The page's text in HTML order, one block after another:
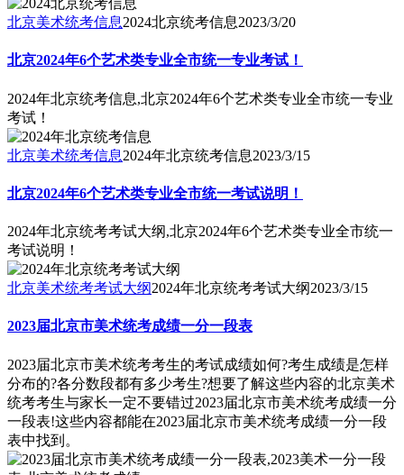
北京美术统考信息2024北京统考信息2023/3/20
北京2024年6个艺术类专业全市统一专业考试！
2024年北京统考信息,北京2024年6个艺术类专业全市统一专业
考试！
北京美术统考信息2024年北京统考信息2023/3/15
北京2024年6个艺术类专业全市统一考试说明！
2024年北京统考考试大纲,北京2024年6个艺术类专业全市统一
考试说明！
北京美术统考考试大纲2024年北京统考考试大纲2023/3/15
2023届北京市美术统考成绩一分一段表
2023届北京市美术统考考生的考试成绩如何?考生成绩是怎样
分布的?各分数段都有多少考生?想要了解这些内容的北京美术
统考考生与家长一定不要错过2023届北京市美术统考成绩一分
一段表!这些内容都能在2023届北京市美术统考成绩一分一段
表中找到。